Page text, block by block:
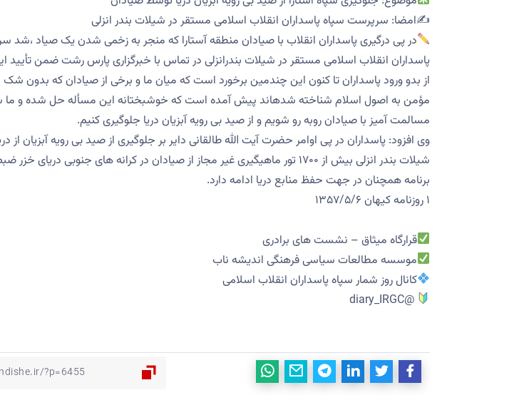
✍️امضا: سرپرست سپاه پاسداران انقلاب اسلامی مستقر در شیلات بندر انزلی
در پی درگیری پاسداران انقلاب با صیادان منطقه آستارا که منجر به زخمی شدن یک صیاد ،شد
پاسداران انقلاب اسلامی مستقر در شیلات بندرانزلی در تماس با خبرگزاری پارس رشت ضمن
از بدو ورود پاسداران تا کنون این چندمین برخورد است که میان ما و برخی از صیادان که بدون شک
مؤمن به اصول اسلام شناخته شدهاند پیش آمده است که خوشبختانه این مسأله حل شده و ما
مسالمت آمیز با صیادان روبه رو شویم و از صید بی رویه آبزیان دریا جلوگیری کنیم.
وی افزود: پاسداران در پی اوامر حضرت آیت الله طالقانی دایر بر جلوگیری از صید بی رویه آبزیان از
شیلات بندر انزلی بیش از ۱۷۰۰ تور ماهیگیری غیر مجاز از صیادان در کرانه های جنوبی
برنامه همچنان در جهت حفظ منابع دریا ادامه دارد.
۱ روزنامه کیهان ۱۳۵۷/۵/۶
قرارگاه میثاق – نشست های برادری
موسسه مطالعات سیاسی فرهنگی اندیشه ناب
کانال روز شمار سپاه پاسداران انقلاب اسلامی
@diary_IRGC